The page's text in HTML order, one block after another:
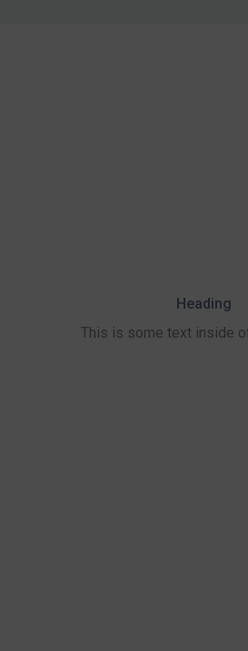
Heading
This is some text inside